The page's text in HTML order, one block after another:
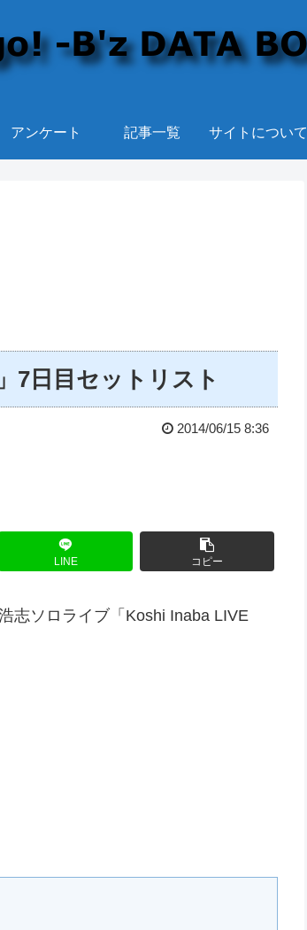
アンケート 記事一覧 サイトについて
7日目セットリスト
2014/06/15 8:36
LINE コピー
志ソロライブ「Koshi Inaba LIVE